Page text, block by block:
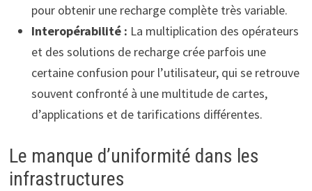
pour obtenir une recharge complète très variable.
Interopérabilité : La multiplication des opérateurs
et des solutions de recharge crée parfois une
certaine confusion pour l’utilisateur, qui se retrouve
souvent confronté à une multitude de cartes,
d’applications et de tarifications différentes.
Le manque d’uniformité dans les
infrastructures